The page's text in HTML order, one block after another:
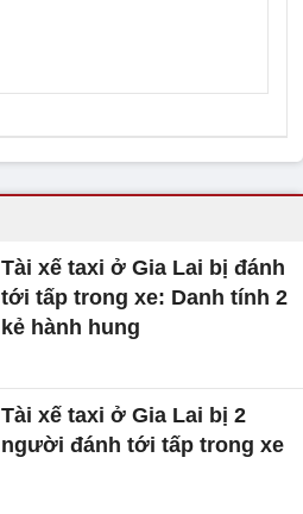
Tài xế taxi ở Gia Lai bị đánh
tới tấp trong xe: Danh tính 2
kẻ hành hung
Tài xế taxi ở Gia Lai bị 2
người đánh tới tấp trong xe